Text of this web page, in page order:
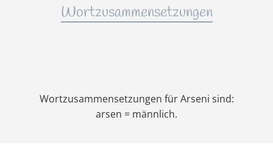
Wortzusammensetzungen
Wortzusammensetzungen für Arseni sind:
arsen = männlich.